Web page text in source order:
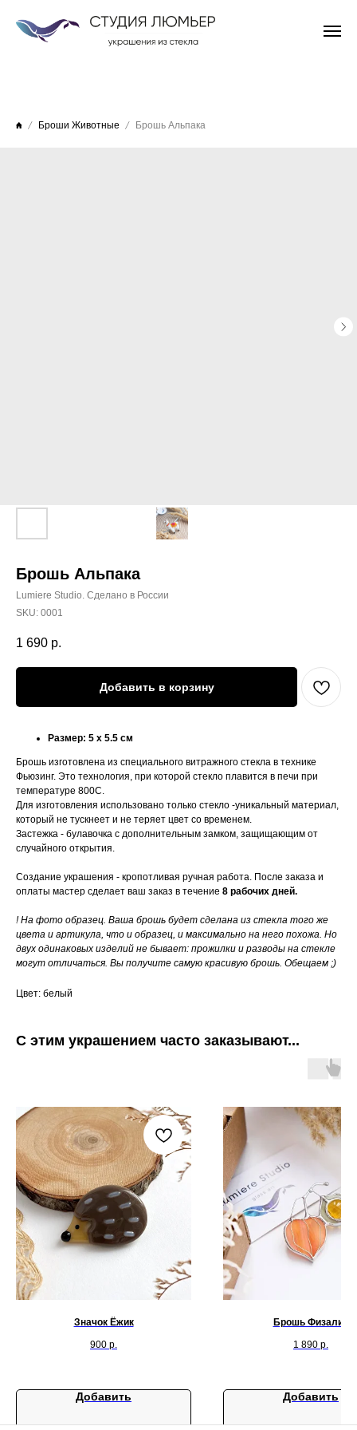
Броши Животные Брошь Альпака
Брошь Альпака
Lumiere Studio. Сделано в России
SKU: 0001
1 690 р.
Добавить в корзину
Размер: 5 х 5.5 см
Брошь изготовлена из специального витражного стекла в технике
Фьюзинг. Это технология, при которой стекло плавится в печи при
температуре 800С.
Для изготовления использовано только стекло -уникальный материал,
который не тускнеет и не теряет цвет со временем.
Застежка - булавочка с дополнительным замком, защищающим от
случайного открытия.
Создание украшения - кропотливая ручная работа. После заказа и
оплаты мастер сделает ваш заказ в течение 8 рабочих дней.
! На фото образец. Ваша брошь будет сделана из стекла того же
цвета и артикула, что и образец, и максимально на него похожа. Но
двух одинаковых изделий не бывает: прожилки и разводы на стекле
могут отличаться. Вы получите самую красивую брошь. Обещаем ;)
Цвет: белый
С этим украшением часто заказывают...
Значок Ёжик
900 р.
Добавить
Брошь Физалис
1 890 р.
Добавить